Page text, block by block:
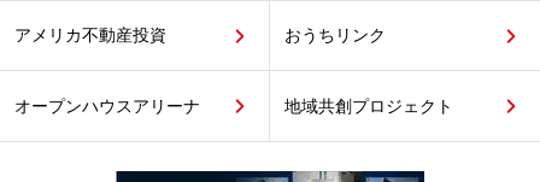
アメリカ不動産投資 おうちリンク
オープンハウスアリーナ 地域共創プロジェクト